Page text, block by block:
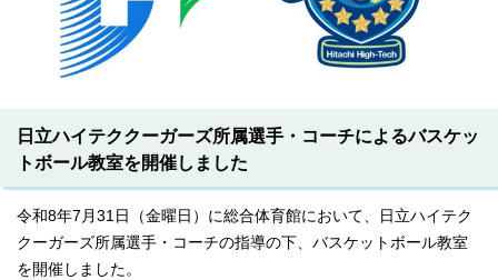
日立ハイテククーガーズ所属選手・コーチによるバスケッ
トボール教室を開催しました
令和8年7月31日（金曜日）に総合体育館において、日立ハイテク
クーガーズ所属選手・コーチの指導の下、バスケットボール教室
を開催しました。